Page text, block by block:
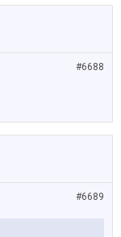
#6688
#6689